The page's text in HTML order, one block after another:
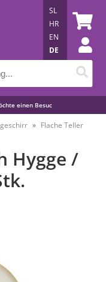
einen Besuc
SL
HR
EN
DE
Flache Teller
Hygge /